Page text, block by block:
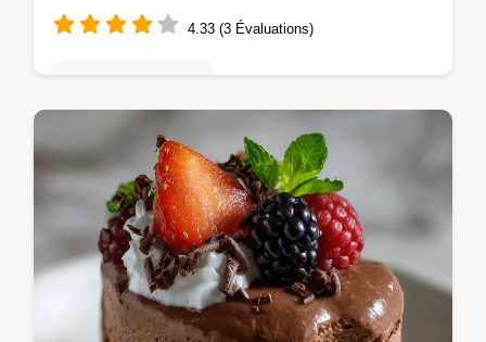
4.33 (3 Évaluations)
Découvrez La recette de la bûche roulée au
chocolat Empreinte pour un gâteau roulé
chocolat maison sans fissure. Une bûche
roulée chocolat facile à réussir.